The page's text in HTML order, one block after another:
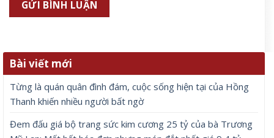
Bài viết mới
Từng là quán quân đình đám, cuộc sống hiện tại của Hồng
Thanh khiến nhiều người bất ngờ
Đem đấu giá bộ trang sức kim cương 25 tỷ của bà Trương